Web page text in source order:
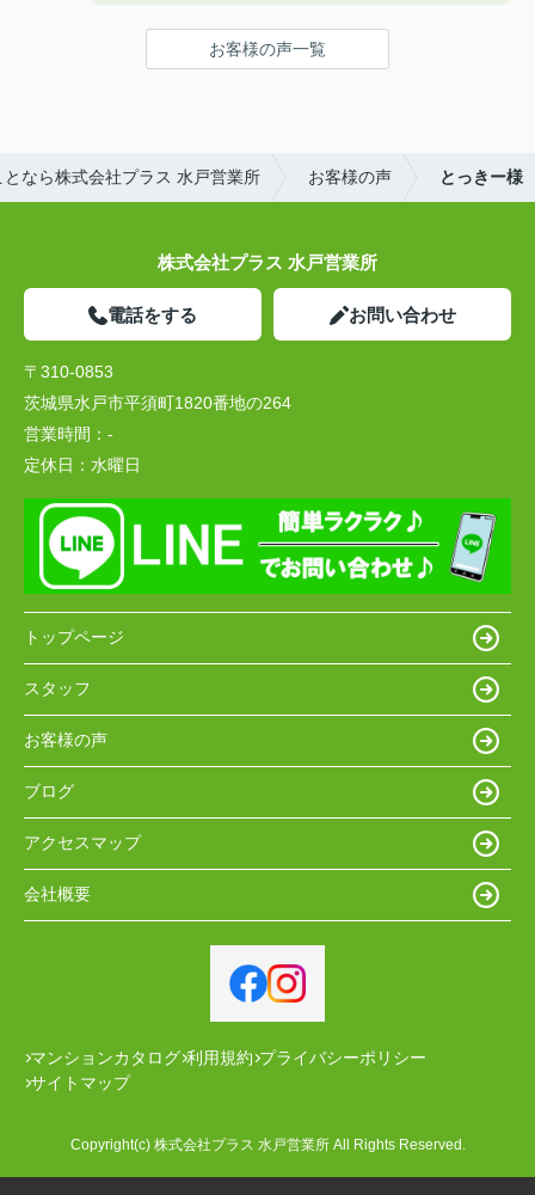
がおすすめです！
お客様の声一覧
なら株式会社プラス 水戸営業所 お客様の声 とっきー様
株式会社プラス 水戸営業所
電話をする お問い合わせ
〒310-0853
茨城県水戸市平須町1820番地の264
営業時間： -
定休日： 水曜日
トップページ
スタッフ
お客様の声
ブログ
アクセスマップ
会社概要
マンションカタログ 利用規約 プライバシーポリシー
サイトマップ
Copyright(c) 株式会社プラス 水戸営業所 All Rights Reserved.